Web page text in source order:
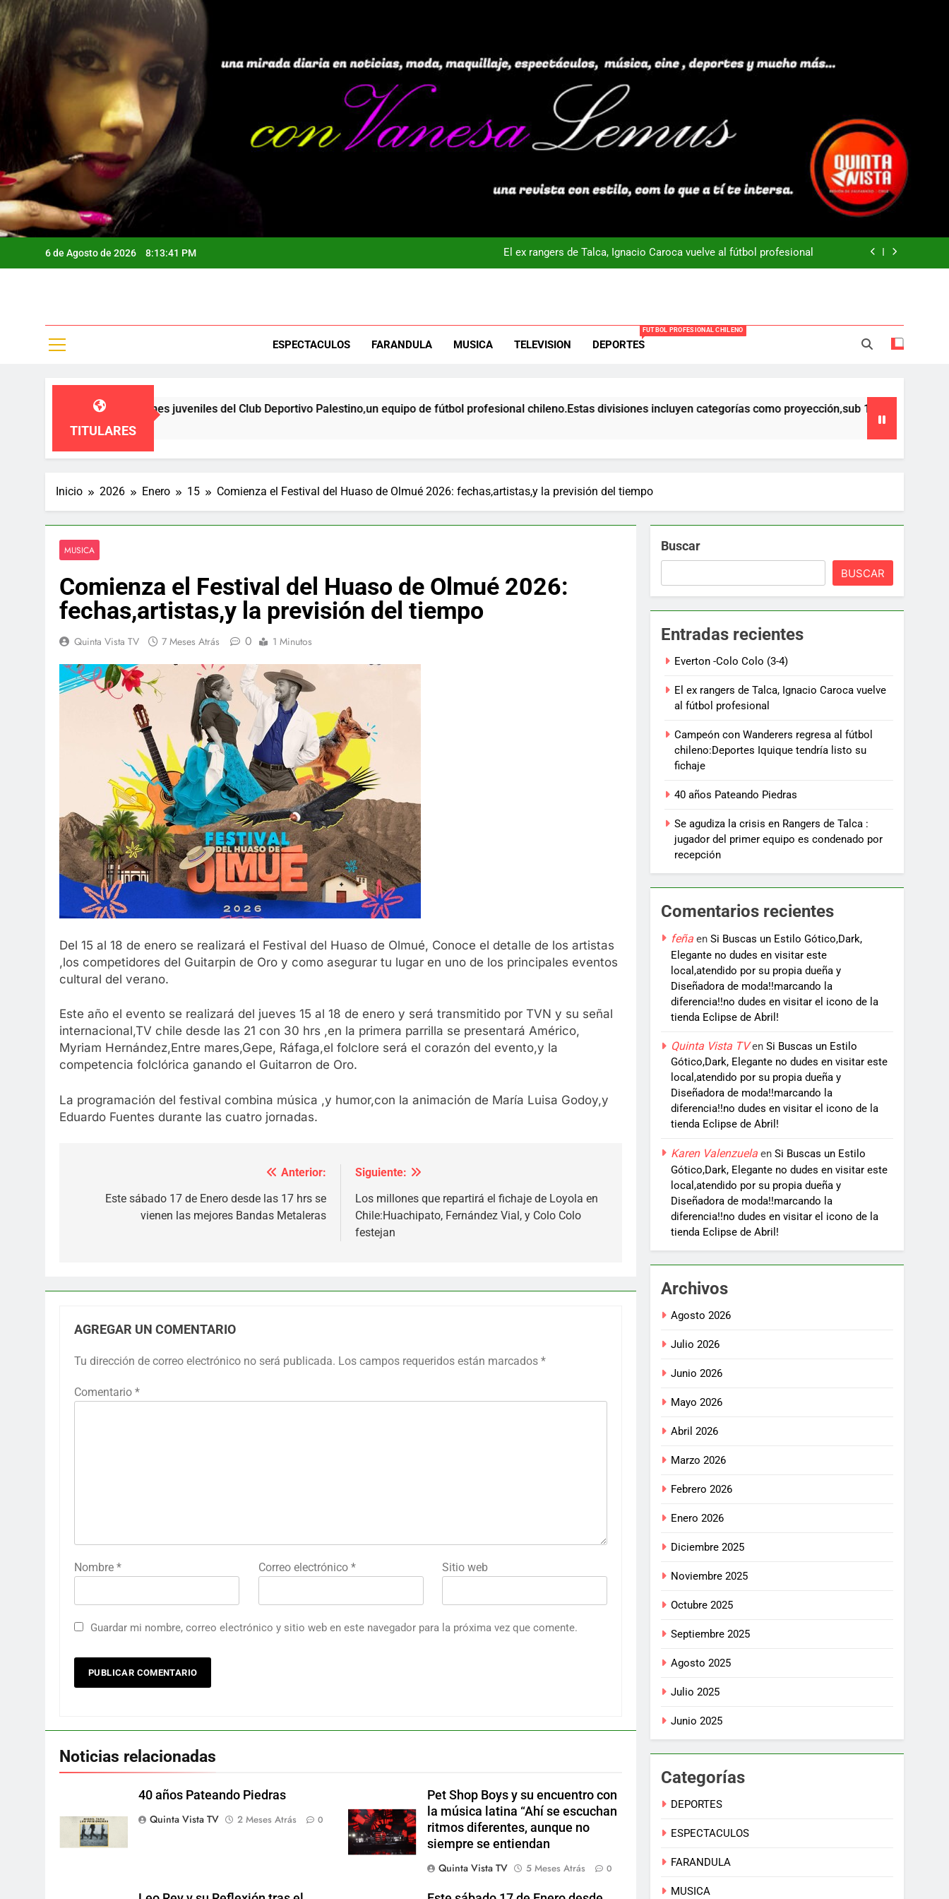
Saltar
al
contenido
6 de Agosto de 2026 8:13:42 PM
40 años Pateando Piedras
El ex rangers de Talca, Ignacio Caroca vuelve al fútbol profesional
Campeón con Wanderers regresa al fútbol chileno:Deportes Iquique tendría listo su fichaje
ESPECTACULOS FARANDULA MUSICA TELEVISION DEPORTES
FUTBOL PROFESIONAL CHILENO
TITULARES
a las diviciones juveniles del Club Deportivo Palestino,un equipo de fútbol profesional chileno.Estas divisiones incluyen categorías como proyección,sub 17,sub 16 y sub 15
Inicio 2026 Enero 15 Comienza el Festival del Huaso de Olmué 2026: fechas,artistas,y la previsión del tiempo
MUSICA
Comienza el Festival del Huaso de Olmué 2026:
fechas,artistas,y la previsión del tiempo
Quinta Vista TV 7 Meses Atrás 0 1 Minutos
Del 15 al 18 de enero se realizará el Festival del Huaso de Olmué, Conoce el detalle de los artistas
,los competidores del Guitarpin de Oro y como asegurar tu lugar en uno de los principales eventos
cultural del verano.
Este año el evento se realizará del jueves 15 al 18 de enero y será transmitido por TVN y su señal
internacional,TV chile desde las 21 con 30 hrs ,en la primera parrilla se presentará Américo,
Myriam Hernández,Entre mares,Gepe, Ráfaga,el folclore será el corazón del evento,y la
competencia folclórica ganando el Guitarron de Oro.
La programación del festival combina música ,y humor,con la animación de María Luisa Godoy,y
Eduardo Fuentes durante las cuatro jornadas.
Anterior:
Este sábado 17 de Enero desde las 17 hrs se
vienen las mejores Bandas Metaleras
Siguiente:
Los millones que repartirá el fichaje de Loyola en
Chile:Huachipato, Fernández Vial, y Colo Colo
festejan
AGREGAR UN COMENTARIO
Tu dirección de correo electrónico no será publicada. Los campos requeridos están marcados *
Comentario *
Nombre * Correo electrónico * Sitio web
Guardar mi nombre, correo electrónico y sitio web en este navegador para la próxima vez que comente.
Noticias relacionadas
40 años Pateando Piedras
Quinta Vista TV
2 Meses Atrás 0
Pet Shop Boys y su encuentro con
la música latina “Ahí se escuchan
ritmos diferentes, aunque no
siempre se entiendan
Quinta Vista TV
5 Meses Atrás 0
Buscar
BUSCAR
Entradas recientes
Everton -Colo Colo (3-4)
El ex rangers de Talca, Ignacio Caroca vuelve
al fútbol profesional
Campeón con Wanderers regresa al fútbol
chileno:Deportes Iquique tendría listo su
fichaje
40 años Pateando Piedras
Se agudiza la crisis en Rangers de Talca :
jugador del primer equipo es condenado por
recepción
Comentarios recientes
feña enSi Buscas un Estilo Gótico,Dark,
Elegante no dudes en visitar este
local,atendido por su propia dueña y
Diseñadora de moda!!marcando la
diferencia!!no dudes en visitar el icono de la
tienda Eclipse de Abril!
Quinta Vista TVenSi Buscas un Estilo
Gótico,Dark, Elegante no dudes en visitar este
local,atendido por su propia dueña y
Diseñadora de moda!!marcando la
diferencia!!no dudes en visitar el icono de la
tienda Eclipse de Abril!
Karen Valenzuela enSi Buscas un Estilo
Gótico,Dark, Elegante no dudes en visitar este
local,atendido por su propia dueña y
Diseñadora de moda!!marcando la
diferencia!!no dudes en visitar el icono de la
tienda Eclipse de Abril!
Archivos
Agosto 2026
Julio 2026
Junio 2026
Mayo 2026
Abril 2026
Marzo 2026
Febrero 2026
Enero 2026
Diciembre 2025
Noviembre 2025
Octubre 2025
Septiembre 2025
Agosto 2025
Julio 2025
Junio 2025
Categorías
DEPORTES
ESPECTACULOS
FARANDULA
MUSICA